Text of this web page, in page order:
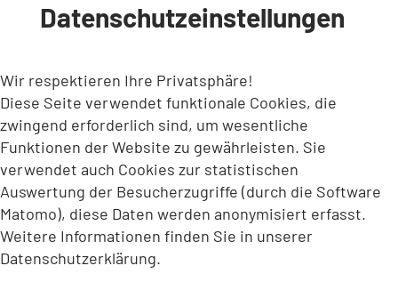
INHALT ANSPRINGEN
Datenschutzeinstellungen
Wir respektieren Ihre Privatsphäre!
Diese Seite verwendet funktionale Cookies, die
zwingend erforderlich sind, um wesentliche
Funktionen der Website zu gewährleisten. Sie
verwendet auch Cookies zur statistischen
Auswertung der Besucherzugriffe (durch die Software
Matomo), diese Daten werden anonymisiert erfasst.
Weitere Informationen finden Sie in unserer
Datenschutzerklärung.